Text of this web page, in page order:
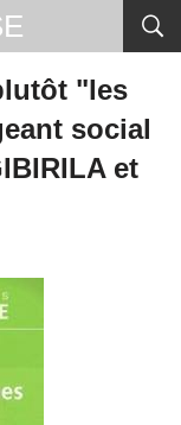
"les
social
et